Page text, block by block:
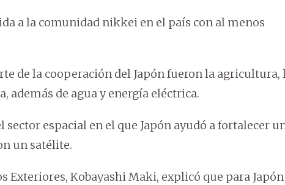
a la comunidad nikkei en el país con al menos
de la cooperación del Japón fueron la agricultura,
además de agua y energía eléctrica.
espacial en el que Japón ayudó a fortalecer
un satélite.
Exteriores, Kobayashi Maki, explicó que para